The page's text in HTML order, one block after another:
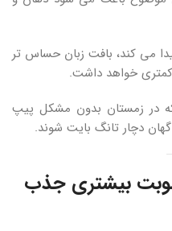
می کند، بافت زبان حساس تر
کمتری خواهد داشت.
که در زمستان بدون مشکل پیپ
دچار تانگ بایت شوند.
بیشتری جذب